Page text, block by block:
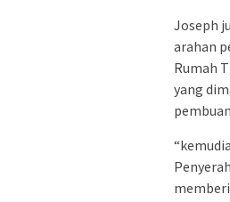
Joseph
arahan
Rumah
yang